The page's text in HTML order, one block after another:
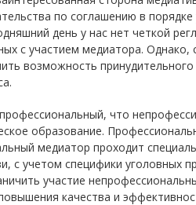
по соглашению в
день у нас нет четкой
с участием медиатора.
возможность
что
образование.
медиатор проходит
с учетом специфики уголовных
участие
качества и